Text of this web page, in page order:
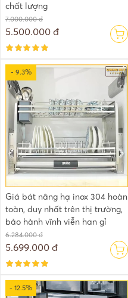
chất lượng
7.000.000 đ
5.500.000 đ
- 9.3%
Giá bát nâng hạ inox 304 hoàn
toàn, duy nhất trên thị trường,
bảo hành vĩnh viễn han gỉ
6.284.000 đ
5.699.000 đ
- 12.5%